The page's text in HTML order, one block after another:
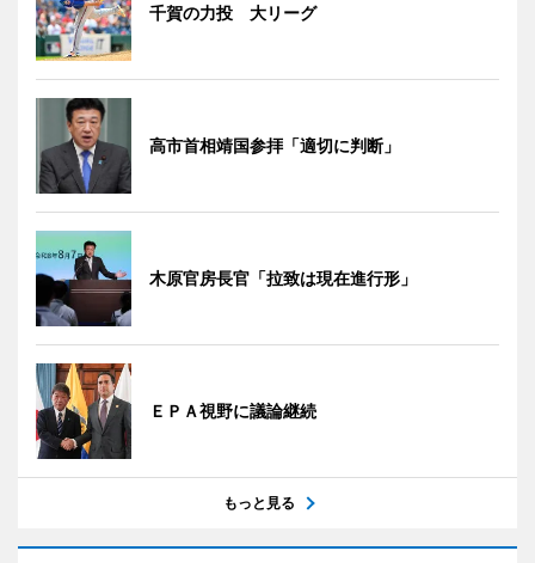
千賀の力投 大リーグ
高市首相靖国参拝「適切に判断」
木原官房長官「拉致は現在進行形」
ＥＰＡ視野に議論継続
もっと見る